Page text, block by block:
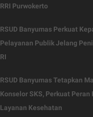
RRI Purwokerto
RSUD Banyumas Perkuat
Pelayanan Publik Jelang
RI
RSUD Banyumas Tetapkan
Konselor SKS, Perkuat Peran
Layanan Kesehatan